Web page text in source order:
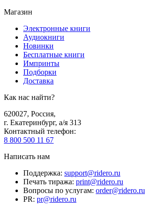
Магазин
Электронные книги
Аудиокниги
Новинки
Бесплатные книги
Импринты
Подборки
Доставка
Как нас найти?
620027, Россия,
г. Екатеринбург, а/я 313
Контактный телефон:
8 800 500 11 67
Написать нам
Поддержка: support@ridero.ru
Печать тиража: print@ridero.ru
Вопросы по услугам: order@ridero.ru
PR: pr@ridero.ru